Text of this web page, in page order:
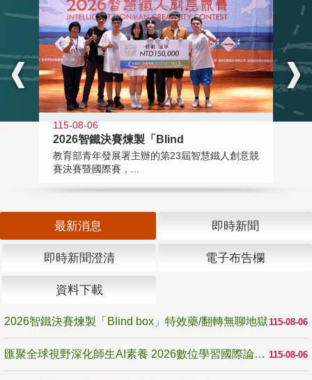
115-08-06
2026智鐵決賽煉製「Blind
教育部青年發展署主辦的第23屆智慧鐵人創意競
賽決賽暨國際賽，...
最新消息 即時新聞
即時新聞澄清 電子布告欄
資料下載
115-08-06
2026智鐵決賽煉製「Blind box」特效藥/翻轉無聊地獄
115-08-06
匯聚全球視野深化師生AI素養 2026數位學習國際論壇高雄登場